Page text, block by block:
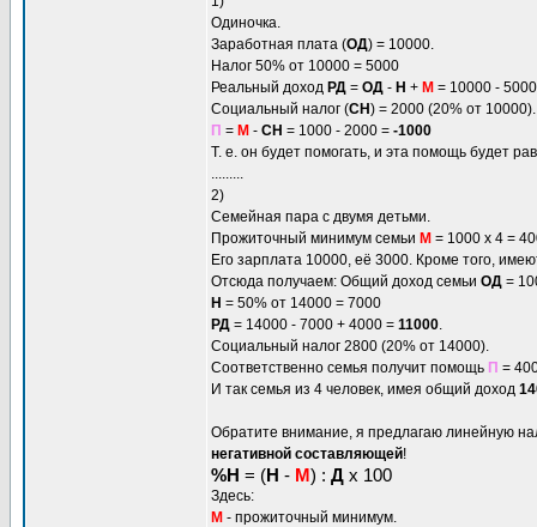
Одиночка.
Заработная плата (ОД) = 10000.
Налог 50% от 10000 = 5000
Реальный доход РД = ОД - Н + М = 10000 -
Социальный налог (СН) = 2000 (20% от 10000).
П = М - СН = 1000 - 2000 = -1000
Т. е. он будет помогать, и эта помощь будет
.........
2)
Семейная пара с двумя детьми.
Прожиточный минимум семьи М = 1000 х 4 =
Его зарплата 10000, её 3000. Кроме того,
Отсюда получаем: Общий доход семьи ОД =
Н = 50% от 14000 = 7000
РД = 14000 - 7000 + 4000 = 11000.
Социальный налог 2800 (20% от 14000).
Соответственно семья получит помощь П =
И так семья из 4 человек, имея общий доход
Обратите внимание, я предлагаю линейную
негативной составляющей!
%H = (Н - М) : Д х 100
Здесь:
М - прожиточный минимум.